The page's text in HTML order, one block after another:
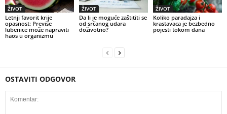
ŽIVOT
Letnji favorit krije
opasnost: Previše
lubenice može napraviti
haos u organizmu
ŽIVOT
Da li je moguće zaštititi se
od srčanog udara
doživotno?
ŽIVOT
Koliko paradajza i
krastavaca je bezbedno
pojesti tokom dana
OSTAVITI ODGOVOR